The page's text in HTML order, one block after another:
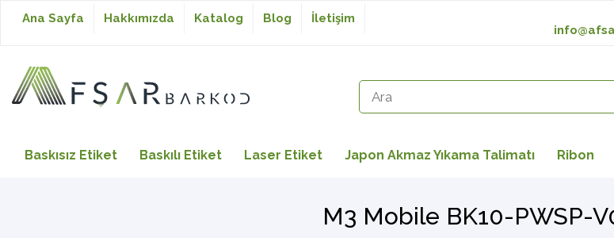
Baskısız Etiket
Ana Sayfa Hakkımızda Katalog Blog
İletişim
Baskısız Etiket Baskılı Etiket Laser Etiket Japon Akmaz Yıkama Talimatı Ribon
M3 Mobile BK10-PWSP-